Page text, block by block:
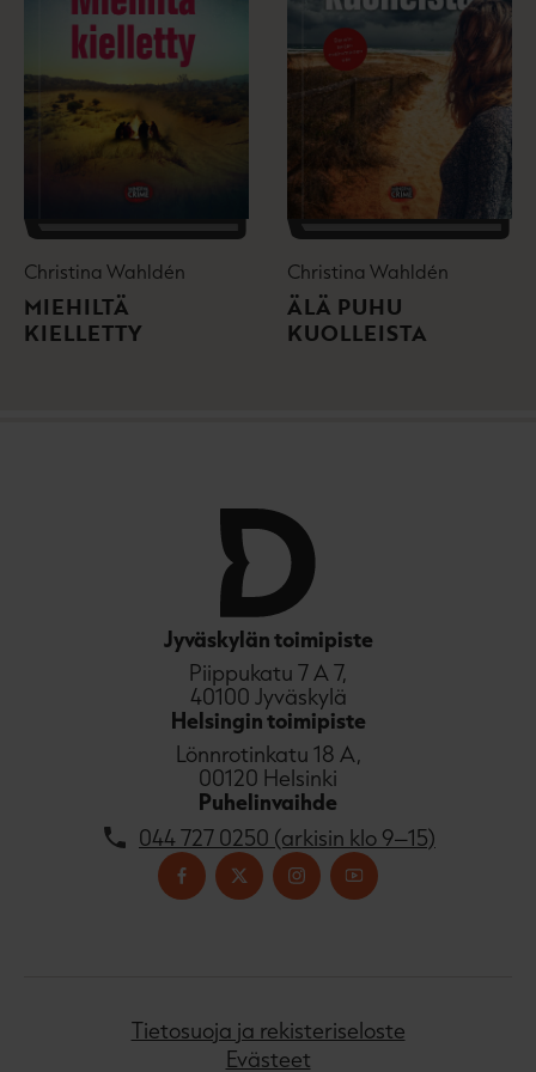
Christina Wahldén
MIEHILTÄ
KIELLETTY
Christina Wahldén
ÄLÄ PUHU
KUOLLEISTA
Jyväskylän toimipiste
Piippukatu 7 A 7,
40100 Jyväskylä
Helsingin toimipiste
Lönnrotinkatu 18 A,
00120 Helsinki
Puhelinvaihde
044 727 0250 (arkisin klo 9–15)
Tietosuoja ja rekisteriseloste
Evästeet